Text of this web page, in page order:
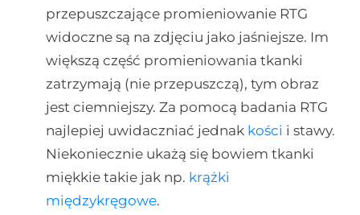
przepuszczające promieniowanie RTG
widoczne są na zdjęciu jako jaśniejsze. Im
większą część promieniowania tkanki
zatrzymają (nie przepuszczą), tym obraz
jest ciemniejszy. Za pomocą badania RTG
najlepiej uwidaczniać jednak kości i stawy.
Niekoniecznie ukażą się bowiem tkanki
miękkie takie jak np. krążki
międzykręgowe.